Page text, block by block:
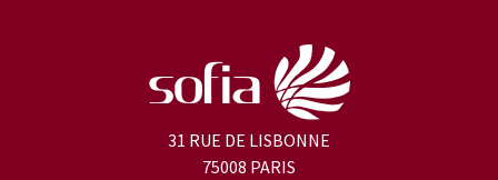
31 RUE DE LISBONNE
75008 PARIS